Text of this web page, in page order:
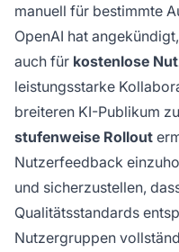
manuell für bestimmte
OpenAI hat
auch für kostenlose
leistungsstarke
breiteren KI-Publikum
stufenweise Rollout
Nutzerfeedback
und sicherzustellen,
Qualitätsstandards
Nutzergruppen